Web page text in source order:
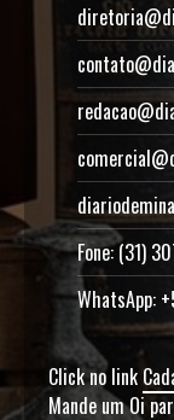
Fone: (31)
WhatsApp:
Click no link
Mande um Oi